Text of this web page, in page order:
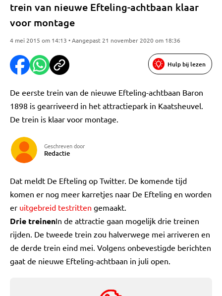
trein van nieuwe Efteling-achtbaan klaar
voor montage
4 mei 2015 om 14:13 • Aangepast 21 november 2020 om 18:36
Hulp bij lezen
De eerste trein van de nieuwe Efteling-achtbaan Baron
1898 is gearriveerd in het attractiepark in Kaatsheuvel.
De trein is klaar voor montage.
Geschreven door
Redactie
Dat meldt De Efteling op Twitter. De komende tijd
komen er nog meer karretjes naar De Efteling en worden
er uitgebreid testritten gemaakt.
Drie treinenIn de attractie gaan mogelijk drie treinen
rijden. De tweede trein zou halverwege mei arriveren en
de derde trein eind mei. Volgens onbevestigde berichten
gaat de nieuwe Efteling-achtbaan in juli open.